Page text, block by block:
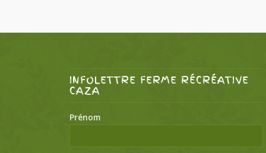
INFOLETTRE FERME RÉCRÉATIVE
CAZA
Prénom